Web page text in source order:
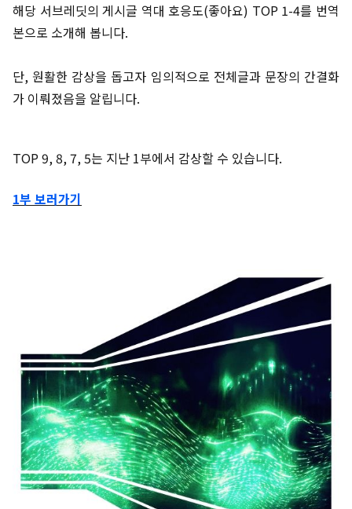
해당 서브레딧의 게시글 역대 호응도(좋아요) TOP 1-4를 번역
본으로 소개해 봅니다.
단, 원활한 감상을 돕고자 임의적으로 전체글과 문장의 간결화
가 이뤄졌음을 알립니다.
TOP 9, 8, 7, 5는 지난 1부에서 감상할 수 있습니다.
1부 보러가기